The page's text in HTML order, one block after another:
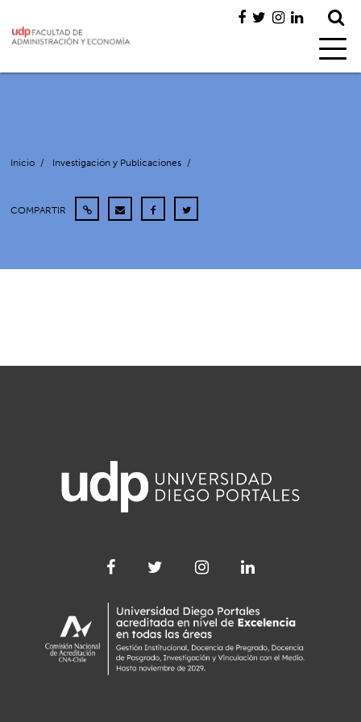
Inicio / Investigación y Publicaciones /
COMPARTIR